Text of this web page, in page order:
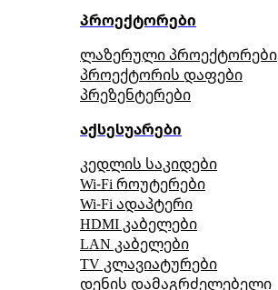
პროექტორები
ლაზერული პროექტორები
პროექტორის დაფები
პრეზენტერები
აქსესუარები
კედლის საკიდები
Wi-Fi როუტერები
Wi-Fi ადაპტერი
HDMI კაბელები
LAN კაბელები
TV კლავიატურები
დენის დამაგრძელებელი